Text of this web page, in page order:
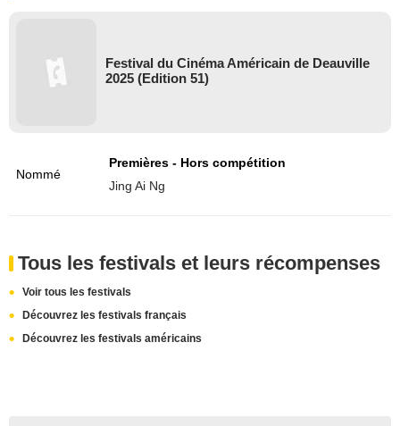
Festival du Cinéma Américain de Deauville
2025 (Edition 51)
Nommé
Premières - Hors compétition
Jing Ai Ng
Tous les festivals et leurs récompenses
Voir tous les festivals
Découvrez les festivals français
Découvrez les festivals américains